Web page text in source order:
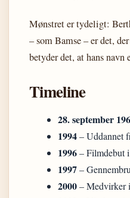
Mønstret er tydeligt:
– som Bamse – er det,
betyder det, at hans
Timeline
28. september
1994– Uddannet
1996– Filmdebut
1997–
2000– Medvirker